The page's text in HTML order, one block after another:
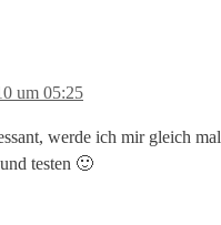
um 05:25
werde ich mir gleich mal
testen 🙂